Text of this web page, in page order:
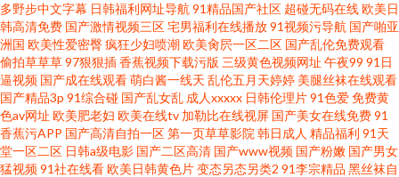
美乱码在线 欧美97色 91导航福利入口 欧美日韩在线第一页免 91精品国产麻
男女啪祼交视 中文字幕亚洲高清在 免费成人A片色图 在线日本电影 在线一区
欧美日韩国产 久草2348 亚洲愉拍自拍另类图 黑丝黄色片 亚洲另类图片69 国
产一级强片在 星空影院网 黄草莓视频在线观看 一本之道中文 黄瑟网站免费
多野步中文字幕 日韩福利网址导航 91精品国产社区 超碰无码在线欧美日
韩高清免费 国产激情视频三区宅男福利在线播放91视频污导航 国产啪亚
洲国 欧美性爱密臀疯狂少妇喷潮欧美肏屄一区二区 国产乱伦免费观看
偷拍草草草97狠狠插香蕉视频下载污版 三级黄色视频网址 午夜99 91日
逼视频 国产成在线观看萌白酱一线天 乱伦五月天婷婷 美腿丝袜在线观看
国产精品3p 91综合碰 国产乱女乱 成人xxxxx 日韩伦理片91色爱免费黄
色av网址 欧美肥老妇 欧美在线tv 加勒比在线视屏 国产美女在线免费91
香蕉污APP 国产高清自拍一区第一页草草影院 韩日成人 精品福利 91天
堂一区二区 日韩a级电影 国产二区高清 国产www视频 国产粉嫩 国产男女
猛视频91社在线看欧美日韩黄色片变态另态另类2 91李宗精品 黑丝袜自